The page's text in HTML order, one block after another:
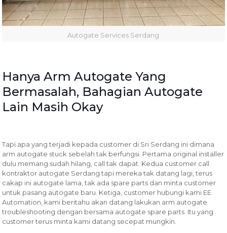
Autogate Services Serdang
Hanya Arm Autogate Yang
Bermasalah, Bahagian Autogate
Lain Masih Okay
Tapi apa yang terjadi kepada customer di Sri Serdang ini dimana
arm autogate stuck sebelah tak berfungsi. Pertama original installer
dulu memang sudah hilang, call tak dapat. Kedua customer call
kontraktor autogate Serdang tapi mereka tak datang lagi, terus
cakap ini autogate lama, tak ada spare parts dan minta customer
untuk pasang autogate baru. Ketiga, customer hubungi kami EE
Automation, kami beritahu akan datang lakukan arm autogate
troubleshooting dengan bersama autogate spare parts. Itu yang
customer terus minta kami datang secepat mungkin.